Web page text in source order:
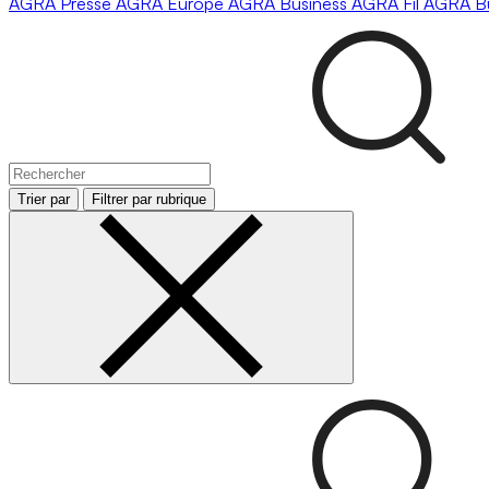
Trier par Filtrer par rubrique